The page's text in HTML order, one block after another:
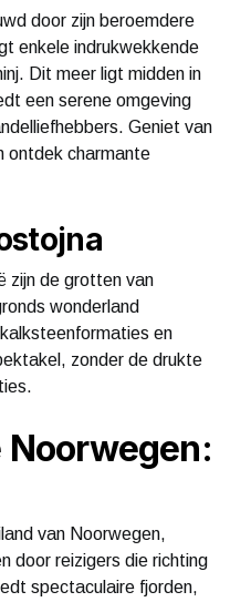
door zijn beroemdere
enkele indrukwekkende
Dit meer ligt midden in
een serene omgeving
Geniet van
ontdek charmante
zijn de grotten van
wonderland
en
zonder de drukte
van Noorwegen,
door reizigers die richting
spectaculaire fjorden,